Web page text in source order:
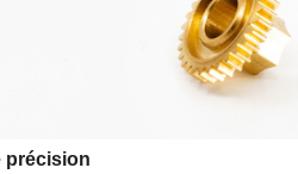
précision